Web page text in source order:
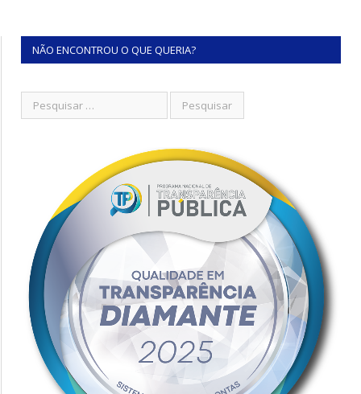
NÃO ENCONTROU O QUE QUERIA?